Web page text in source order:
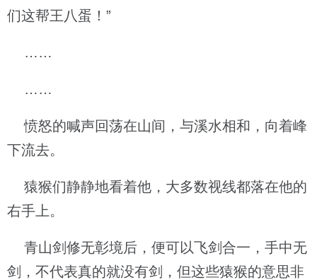
们这帮王八蛋！”
……
……
愤怒的喊声回荡在山间，与溪水相和，向着峰
下流去。
猿猴们静静地看着他，大多数视线都落在他的
右手上。
青山剑修无彰境后，便可以飞剑合一，手中无
剑，不代表真的就没有剑，但这些猿猴的意思非